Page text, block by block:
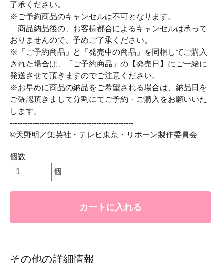
了承ください。
※ご予約商品のキャンセルは不可となります。
商品納品後の、お客様都合によるキャンセルは承って
おりませんので、予めご了承ください。
※「ご予約商品」と「発売中の商品」を同梱してご購入
された場合は、「ご予約商品」の【発売日】にご一緒に
発送させて頂きますのでご注意ください。
※お早めに商品の納品をご希望される場合は、納品日を
ご確認頂きまして分割にてご予約・ご購入をお願いいた
します。
--------------------------------------------------
©天野明／集英社・テレビ東京・リボーン製作委員会
個数
個
カートに入れる
その他の詳細情報